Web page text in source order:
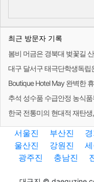
최근 방문자 기록
봄비 머금은 경북대 벚꽃길
대구 달서구 태극단학생독립
Boutique Hotel May 완벽한
추석 성수품 수급안정 농식
한국 전통미의 현대적 재탄
서울진 부산진
울산진
강원진
광주진
충남진